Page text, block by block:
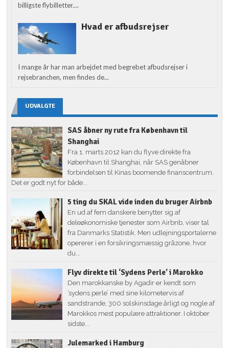
billigste flybilletter....
Hvad er afbudsrejser
I mange år har man arbejdet med begrebet afbudsrejser i
rejsebranchen, men findes de...
UDVALGTE
SAS åbner ny rute fra København til
Shanghai
Fra 1. marts 2012 kan du flyve direkte fra
København til Shanghai, når SAS genåbner
forbindelsen til Kinas boomende finanscentrum.
Det er godt nyt for både...
5 ting du SKAL vide inden du bruger Airbnb
En ud af fem danskere benytter sig af
deleøkonomiske tjenester som Airbnb, viser tal
fra Danmarks Statistik. Men udlejningsportalerne
opererer i en forsikringsmæssig gråzone, hvor
du...
Flyv direkte til ‘Sydens Perle’ i Marokko
Den marokkanske by Agadir er kendt som
’sydens perle’ med sine kilometervis af
sandstrande, 300 solskinsdage årligt og nogle af
Marokkos mest populære attraktioner. I oktober
sidste...
Julemarked i Hamburg